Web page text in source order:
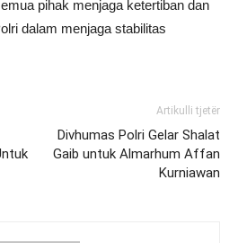
pihak menjaga ketertiban dan
dalam menjaga stabilitas
Artikulli tjetër
Divhumas Polri Gelar Shalat
Gaib untuk Almarhum Affan
Kurniawan